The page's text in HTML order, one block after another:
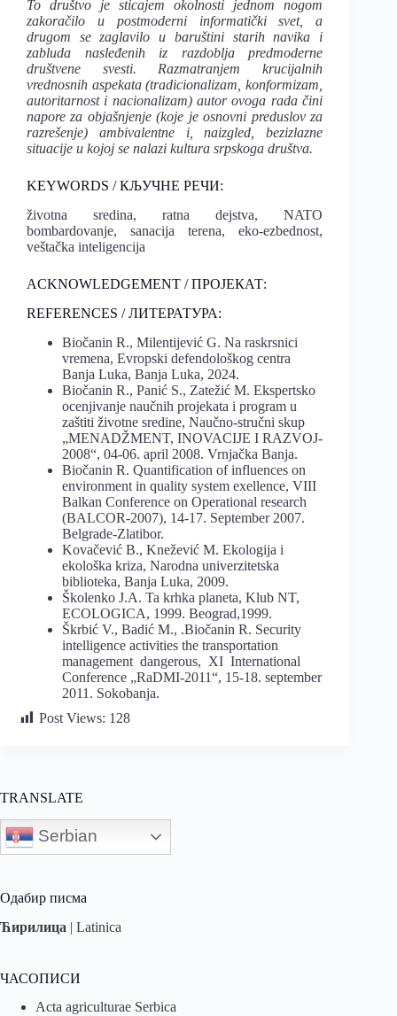
To društvo je sticajem okolnosti jednom nogom
zakoračilo u postmoderni informatički svet, a
drugom se zaglavilo u baruštini starih navika i
zabluda nasleđenih iz razdoblja predmoderne
društvene svesti. Razmatranjem krucijalnih
vrednosnih aspekata (tradicionalizam, konformizam,
autoritarnost i nacionalizam) autor ovoga rada čini
napore za objašnjenje (koje je osnovni preduslov za
razrešenje) ambivalentne i, naizgled, bezizlazne
situacije u kojoj se nalazi kultura srpskoga društva.
KEYWORDS / КЉУЧНЕ РЕЧИ:
životna sredina, ratna dejstva, NATO
bombardovanje, sanacija terena, eko-ezbednost,
veštačka inteligencija
ACKNOWLEDGEMENT / ПРОЈЕКАТ:
REFERENCES / ЛИТЕРАТУРА:
Biočanin R., Milentijević G. Na raskrsnici
vremena, Evropski defendološkog centra
Banja Luka, Banja Luka, 2024.
Biočanin R., Panić S., Zatežić M. Ekspertsko
ocenjivanje naučnih projekata i program u
zaštiti životne sredine, Naučno-stručni skup
„MENADŽMENT, INOVACIJE I RAZVOJ-
2008“, 04-06. april 2008. Vrnjačka Banja.
Biočanin R. Quantification of influences on
environment in quality system exellence, VIII
Balkan Conference on Operational research
(BALCOR-2007), 14-17. September 2007.
Belgrade-Zlatibor.
Kovačević B., Knežević M. Ekologija i
ekološka kriza, Narodna univerzitetska
biblioteka, Banja Luka, 2009.
Školenko J.A. Ta krhka planeta, Klub NT,
ECOLOGICA, 1999. Beograd,1999.
Škrbić V., Badić M., .Biočanin R. Security
intelligence activities the transportation
management dangerous, XI International
Conference „RaDMI-2011“, 15-18. september
2011. Sokobanja.
Post Views: 128
TRANSLATE
Serbian
Одабир писма
Ћирилица | Latinica
ЧАСОПИСИ
Acta agriculturae Serbica